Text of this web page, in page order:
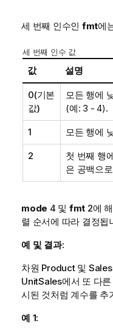
세 번째 인수인 fmt에
세 번째 인수 값
값 설명
0(기본
값)
모든 행에
(예: 3 - 4).
1 모든 행에
2
첫 번째 행
은 공백으
mode 4 및 fmt 2에
렬 순서에 따라 결정됩
예 및 결과:
차원 Product및 Sales
UnitSales에서 또 다
시된 것처럼 계수를 추
예 1: